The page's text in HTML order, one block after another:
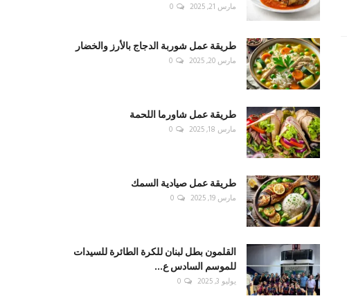
مارس 21, 2025 0
طريقة عمل شوربة الدجاج بالأرز والخضار
مارس 20, 2025 0
طريقة عمل شاورما اللحمة
مارس 18, 2025 0
طريقة عمل صيادية السمك
مارس 19, 2025 0
القلمون بطل لبنان للكرة الطائرة للسيدات
للموسم السادس ع...
يوليو 3, 2025 0